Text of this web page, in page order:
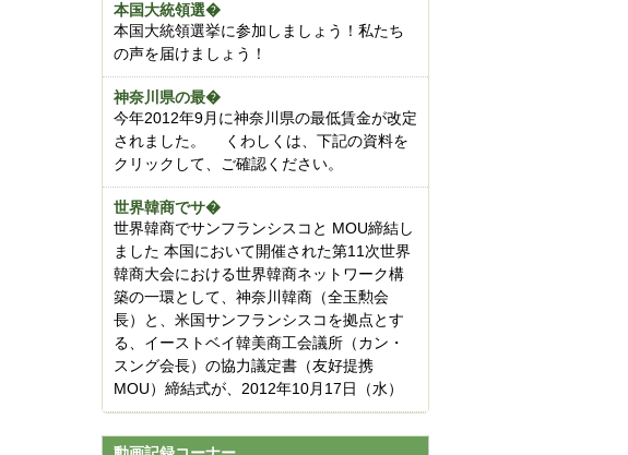
本国大統領選�
本国大統領選挙に参加しましょう！私たち
の声を届けましょう！
神奈川県の最�
今年2012年9月に神奈川県の最低賃金が改定
されました。 くわしくは、下記の資料を
クリックして、ご確認ください。
世界韓商でサ�
世界韓商でサンフランシスコと MOU締結し
ました 本国において開催された第11次世界
韓商大会における世界韓商ネットワーク構
築の一環として、神奈川韓商（全玉勲会
長）と、米国サンフランシスコを拠点とす
る、イーストベイ韓美商工会議所（カン・
スング会長）の協力議定書（友好提携
MOU）締結式が、2012年10月17日（水）